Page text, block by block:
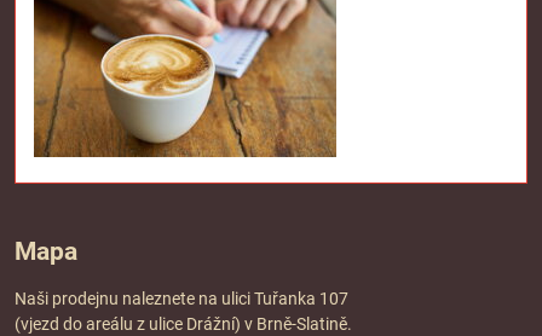
Mapa
Naši prodejnu naleznete na ulici Tuřanka 107
(vjezd do areálu z ulice Drážní) v Brně-Slatině.